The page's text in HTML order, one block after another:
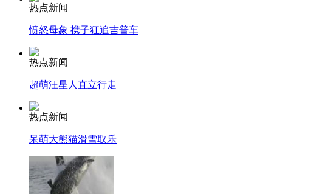
热点新闻
愤怒母象 携子狂追吉普车
热点新闻
超萌汪星人直立行走
热点新闻
呆萌大熊猫滑雪取乐